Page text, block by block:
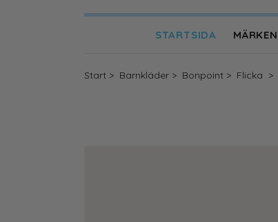
STARTSIDA MÄRKEN
Start > Barnkläder > Bonpoint > Flicka >